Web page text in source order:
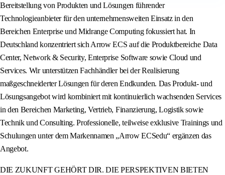
Bereitstellung von Produkten und Lösungen führender
Technologieanbieter für den unternehmensweiten Einsatz in den
Bereichen Enterprise und Midrange Computing fokussiert hat. In
Deutschland konzentriert sich Arrow ECS auf die Produktbereiche Data
Center, Network & Security, Enterprise Software sowie Cloud und
Services. Wir unterstützen Fachhändler bei der Realisierung
maßgeschneiderter Lösungen für deren Endkunden. Das Produkt- und
Lösungsangebot wird kombiniert mit kontinuierlich wachsenden Services
in den Bereichen Marketing, Vertrieb, Finanzierung, Logistik sowie
Technik und Consulting. Professionelle, teilweise exklusive Trainings und
Schulungen unter dem Markennamen „Arrow ECSedu“ ergänzen das
Angebot.
DIE ZUKUNFT GEHÖRT DIR. DIE PERSPEKTIVEN BIETEN